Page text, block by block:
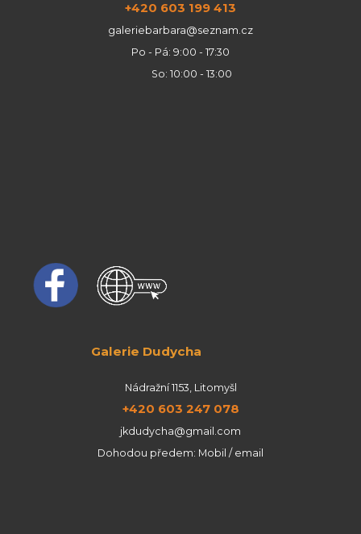
+420 603 199 413
galeriebarbara@seznam.cz
Po - Pá: 9:00 - 17:30
So: 10:00 - 13:00
Galerie Dudycha
Nádražní 1153, Litomyšl
+420 603 247 078
jkdudycha@gmail.com
Dohodou předem: Mobil / email